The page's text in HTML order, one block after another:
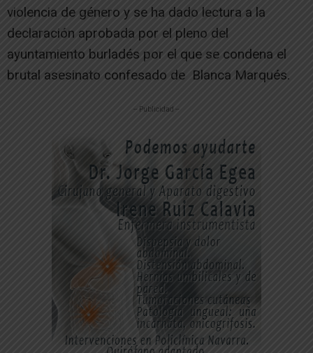
violencia de género y se ha dado lectura a la
declaración aprobada por el pleno del
ayuntamiento burladés por el que se condena el
brutal asesinato confesado de Blanca Marqués.
-- Publicidad --